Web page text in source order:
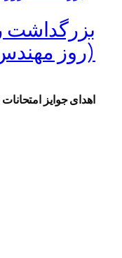
بزرگداشت
(روز
اهدای جوایز